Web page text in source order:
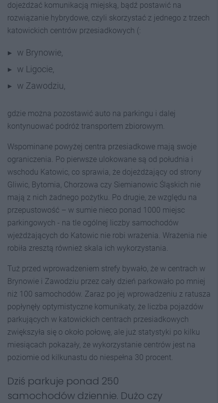
dojeżdżać komunikacją miejską, bądź postawić na
rozwiązanie hybrydowe, czyli skorzystać z jednego z trzech
katowickich centrów przesiadkowych (:
w Brynowie,
w Ligocie,
w Zawodziu,
gdzie można pozostawić auto na parkingu i dalej
kontynuować podróż transportem zbiorowym.
Wspominane powyżej centra przesiadkowe mają swoje
ograniczenia. Po pierwsze ulokowane są od południa i
wschodu Katowic, co sprawia, że dojeżdżający od strony
Gliwic, Bytomia, Chorzowa czy Siemianowic Śląskich nie
mają z nich żadnego pożytku. Po drugie, ze względu na
przepustowość – w sumie nieco ponad 1000 miejsc
parkingowych - na tle ogólnej liczby samochodów
wjeżdżających do Katowic nie robi wrażenia. Wrażenia nie
robiła zresztą również skala ich wykorzystania.
Tuż przed wprowadzeniem strefy bywało, że w centrach w
Brynowie i Zawodziu przez cały dzień parkowało po mniej
niż 100 samochodów. Zaraz po jej wprowadzeniu z ratusza
popłynęły optymistyczne komunikaty, że liczba pojazdów
parkujących w katowickich centrach przesiadkowych
zwiększyła się o około połowę, ale już statystyki po kilku
miesiącach pokazały, że wykorzystanie centrów jest na
poziomie od kilkunastu do niespełna 30 procent.
Dziś parkuje ponad 250
samochodów dziennie. Dużo czy